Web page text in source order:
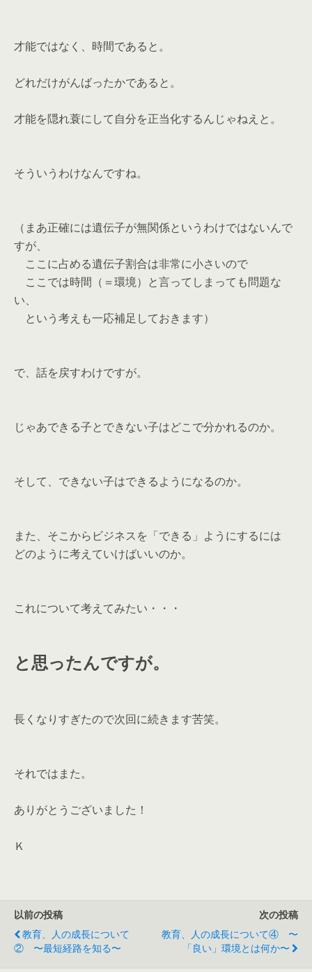
才能ではなく、時間であると。
どれだけがんばったかであると。
才能を隠れ蓑にして自分を正当化するんじゃねえと。
そういうわけなんですね。
（まあ正確には遺伝子が無関係というわけではないんで
すが、
ここに占める遺伝子割合は非常に小さいので
ここでは時間（＝環境）と言ってしまっても問題な
い、
という考えも一応補足しておきます）
で、話を戻すわけですが。
じゃあできる子とできない子はどこで分かれるのか。
そして、できない子はできるようになるのか。
また、そこからビジネスを「できる」ようにするには
どのように考えていけばいいのか。
これについて考えてみたい・・・
と思ったんですが。
長くなりすぎたので次回に続きます苦笑。
それではまた。
ありがとうございました！
Ｋ
以前の投稿
教育、人の成長について
② 〜最短経路を知る〜
次の投稿
教育、人の成長について④ 〜
「良い」環境とは何か〜